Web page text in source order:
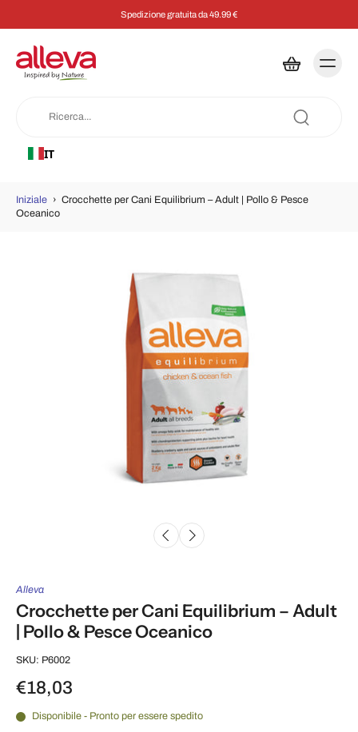
Spedizione gratuita da 49.99 €
IT
Iniziale › Crocchette per Cani Equilibrium – Adult | Pollo & Pesce
Oceanico
Alleva
Crocchette per Cani Equilibrium – Adult
| Pollo & Pesce Oceanico
SKU: P6002
€18,03
Disponibile - Pronto per essere spedito